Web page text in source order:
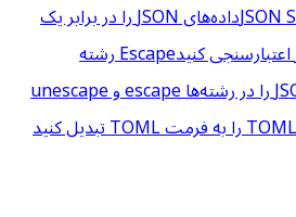
داده‌های JSON را در برابر یک
Escape رشته
کاراکترهای خاص JSON را در رشته‌ها escape و unescape